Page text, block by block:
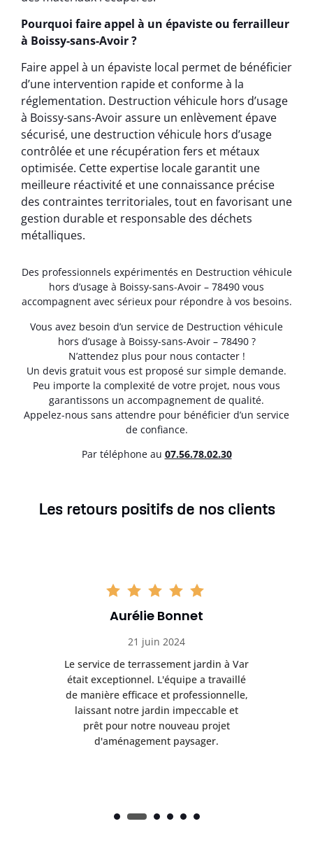
Pourquoi faire appel à un épaviste ou ferrailleur
à Boissy-sans-Avoir ?
Faire appel à un épaviste local permet de bénéficier
d’une intervention rapide et conforme à la
réglementation. Destruction véhicule hors d’usage
à Boissy-sans-Avoir assure un enlèvement épave
sécurisé, une destruction véhicule hors d’usage
contrôlée et une récupération fers et métaux
optimisée. Cette expertise locale garantit une
meilleure réactivité et une connaissance précise
des contraintes territoriales, tout en favorisant une
gestion durable et responsable des déchets
métalliques.
Des professionnels expérimentés en Destruction véhicule
hors d’usage à Boissy-sans-Avoir – 78490 vous
accompagnent avec sérieux pour répondre à vos besoins.
Vous avez besoin d’un service de Destruction véhicule
hors d’usage à Boissy-sans-Avoir – 78490 ?
N’attendez plus pour nous contacter !
Un devis gratuit vous est proposé sur simple demande.
Peu importe la complexité de votre projet, nous vous
garantissons un accompagnement de qualité.
Appelez-nous sans attendre pour bénéficier d’un service
de confiance.
Par téléphone au 07.56.78.02.30
Les retours positifs de nos clients
Aurélie Bonnet
21 juin 2024
Le service de terrassement jardin à Var
était exceptionnel. L'équipe a travaillé
de manière efficace et professionnelle,
laissant notre jardin impeccable et
prêt pour notre nouveau projet
d'aménagement paysager.